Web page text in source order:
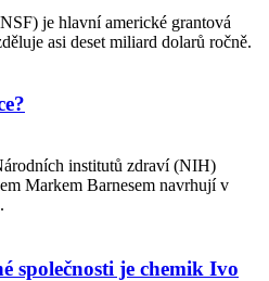
je hlavní americké grantová
asi deset miliard dolarů ročně.
institutů zdraví (NIH)
Markem Barnesem navrhují v
společnosti je chemik Ivo